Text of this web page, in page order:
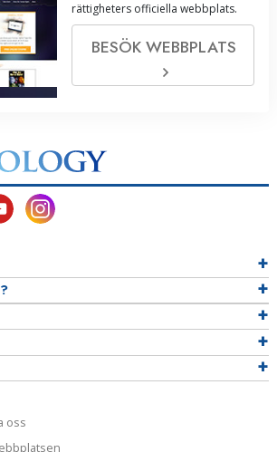
rättigheters officiella webbplats.
BESÖK WEBBPLATS
oss